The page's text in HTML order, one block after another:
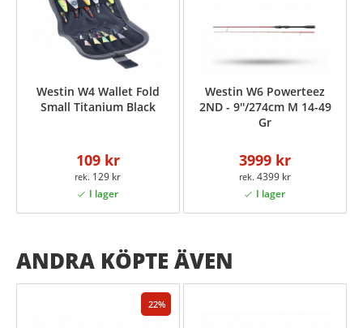
Westin W4 Wallet Fold
Small Titanium Black
109 kr
129 kr
Westin W6 Powerteez
2ND - 9''/274cm M 14-49
Gr
3999 kr
4399 kr
ANDRA KÖPTE ÄVEN
22